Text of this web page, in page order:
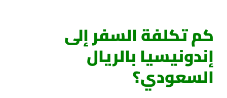
كم تكلفة السفر إلى
إندونيسيا بالريال
السعودي؟